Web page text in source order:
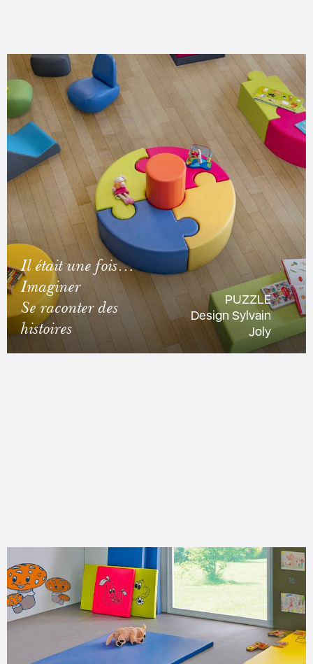
Il était une fois…
Imaginer
Se raconter des
histoires
PUZZLE
Design Sylvain
Joly